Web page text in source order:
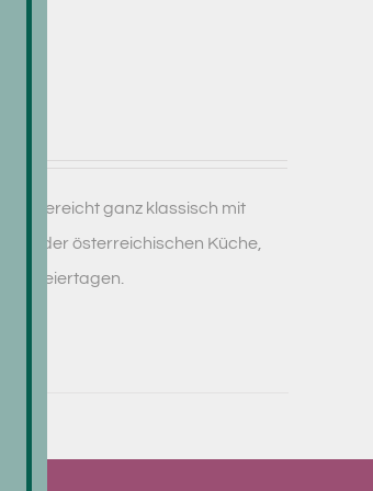
gereicht ganz klassisch mit
der österreichischen Küche,
an Feiertagen.